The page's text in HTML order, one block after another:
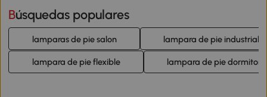
Búsquedas populares
lamparas de pie salon lampara de pie industrial
lampara de pie flexible lampara de pie dormitorio